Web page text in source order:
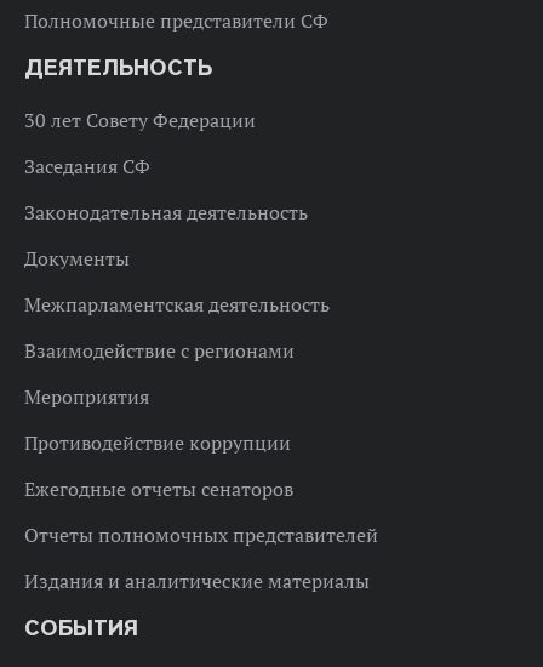
Полномочные представители СФ
ДЕЯТЕЛЬНОСТЬ
30 лет Совету Федерации
Заседания СФ
Законодательная деятельность
Документы
Межпарламентская деятельность
Взаимодействие с регионами
Мероприятия
Противодействие коррупции
Ежегодные отчеты сенаторов
Отчеты полномочных представителей
Издания и аналитические материалы
СОБЫТИЯ